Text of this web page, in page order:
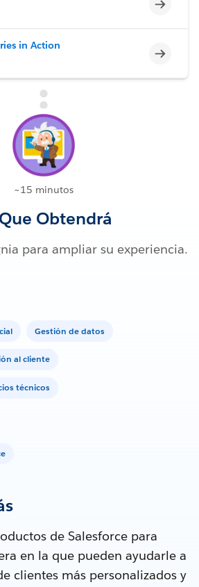
in Action
~15 minutos
Obtendrá
para ampliar su experiencia.
Gestión de datos
al cliente
técnicos
de Salesforce para
en la que pueden ayudarle a
clientes más personalizados y